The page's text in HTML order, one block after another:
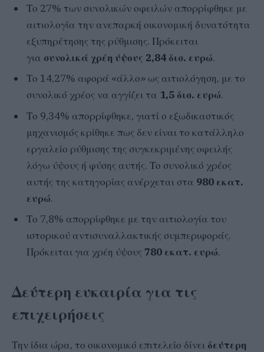
Το 27% των συνολικών οφειλών απορρίφθηκε με
αιτιολογία την ανεπαρκή οικονομική δυνατότητα
εξυπηρέτησης της ρύθμισης. Πρόκειται
για συνολικά χρέη ύψους 2,84 δισ. ευρώ.
Το 14,27% αφορά «άλλο» ως αιτιολόγηση, με το
συνολικό χρέος να αγγίζει τα 1,5 δισ. ευρώ.
Το 9,34% απορρίφθηκε, γιατί ο εξωδικαστικός
μηχανισμός κρίθηκε πως δεν είναι το κατάλληλο
εργαλείο ρύθμισης της συγκεκριμένης οφειλής
λόγω ύψους ή φύσης αυτής. Το συνολικό χρέος
αυτής της κατηγορίας ανέρχεται στα 980 εκατ.
ευρώ.
Το 7,8% απορρίφθηκε με την αιτιολογία του
ιστορικού αντισυναλλακτικής συμπεριφοράς.
Πρόκειται για χρέη ύψους 780 εκατ. ευρώ.
Δεύτερη ευκαιρία για τις
επιχειρήσεις
Την ίδια ώρα, το οικονομικό επιτελείο δίνει δεύτερη